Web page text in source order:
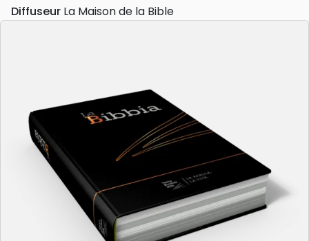
Diffuseur La Maison de la Bible